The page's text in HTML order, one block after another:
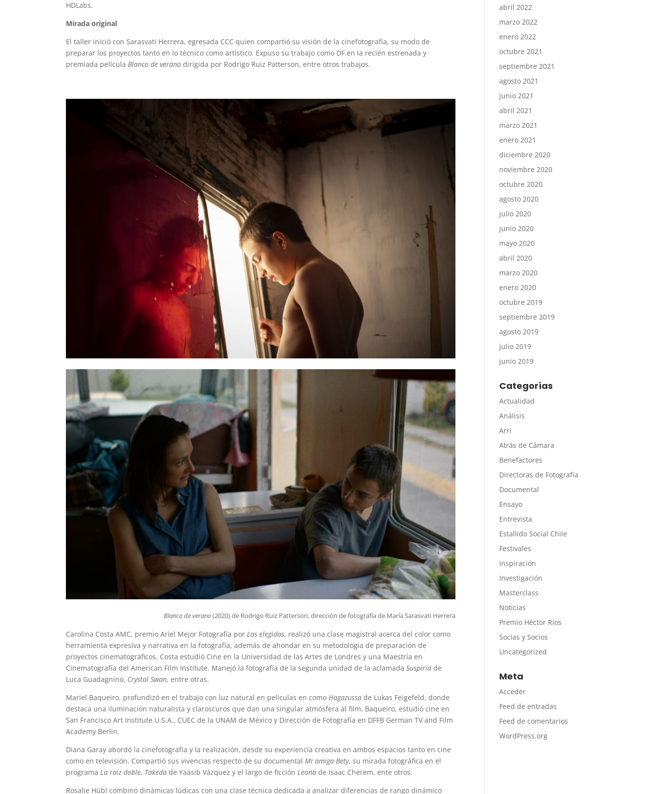
HDLabs.
Mirada original
El taller inició con Sarasvati Herrera, egresada CCC quien compartió su visión de la cinefotografía, su modo de
preparar los proyectos tanto en lo técnico como artístico. Expuso su trabajo como DF en la recién estrenada y
premiada películaBlanco de verano dirigida por Rodrigo Ruiz Patterson, entre otros trabajos.
Blanco de verano(2020) de Rodrigo Ruiz Patterson, dirección de fotografía de María Sarasvati Herrera
Carolina Costa AMC, premio Ariel Mejor Fotografía porLas elegidas, realizó una clase magistral acerca del color como
herramienta expresiva y narrativa en la fotografía, además de ahondar en su metodología de preparación de
proyectos cinematográficos. Costa estudió Cine en la Universidad de las Artes de Londres y una Maestría en
Cinematografía del American Film Institute. Manejó la fotografía de la segunda unidad de la aclamadaSuspiria de
Luca Guadagnino, Crystal Swan, entre otras.
Mariel Baqueiro, profundizó en el trabajo con luz natural en películas en comoHagazussa de Lukas Feigefeld, donde
destaca una iluminación naturalista y claroscuros que dan una singular atmósfera al film. Baqueiro, estudió cine en
San Francisco Art Institute U.S.A., CUEC de la UNAM de México y Dirección de Fotografía en DFFB German TV and Film
Academy Berlin.
Diana Garay abordó la cinefotografía y la realización, desde su experiencia creativa en ambos espacios tanto en cine
como en televisión. Compartió sus vivencias respecto de su documentalMi amiga Bety, su mirada fotográfica en el
programaLa raíz doble, Takeda de Yaasib Vázquez y el largo de ficciónLeona de Isaac Cherem, ente otros.
Rosalie Hübl combinó dinámicas lúdicas con una clase técnica dedicada a analizar diferencias de rango dinámico
abril 2022
marzo 2022
enero 2022
octubre 2021
septiembre 2021
agosto 2021
junio 2021
abril 2021
marzo 2021
enero 2021
diciembre 2020
noviembre 2020
octubre 2020
agosto 2020
julio 2020
junio 2020
mayo 2020
abril 2020
marzo 2020
enero 2020
octubre 2019
septiembre 2019
agosto 2019
julio 2019
junio 2019
Categorías
Actualidad
Análisis
Arri
Atrás de Cámara
Benefactores
Directoras de Fotografía
Documental
Ensayo
Entrevista
Estallido Social Chile
Festivales
Inspiración
Investigación
Masterclass
Noticias
Premio Héctor Ríos
Socias y Socios
Uncategorized
Meta
Acceder
Feed de entradas
Feed de comentarios
WordPress.org